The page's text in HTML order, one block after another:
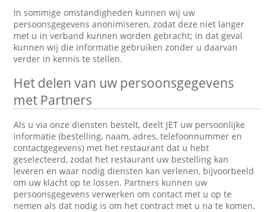
In sommige omstandigheden kunnen wij uw
persoonsgegevens anonimiseren, zodat deze niet langer
met u in verband kunnen worden gebracht; in dat geval
kunnen wij die informatie gebruiken zonder u daarvan
verder in kennis te stellen.
Het delen van uw persoonsgegevens
met Partners
Als u via onze diensten bestelt, deelt JET uw persoonlijke
informatie (bestelling, naam, adres, telefoonnummer en
contactgegevens) met het restaurant dat u hebt
geselecteerd, zodat het restaurant uw bestelling kan
leveren en waar nodig diensten kan verlenen, bijvoorbeeld
om uw klacht op te lossen. Partners kunnen uw
persoonsgegevens verwerken om contact met u op te
nemen als dat nodig is om het contract met u na te komen.